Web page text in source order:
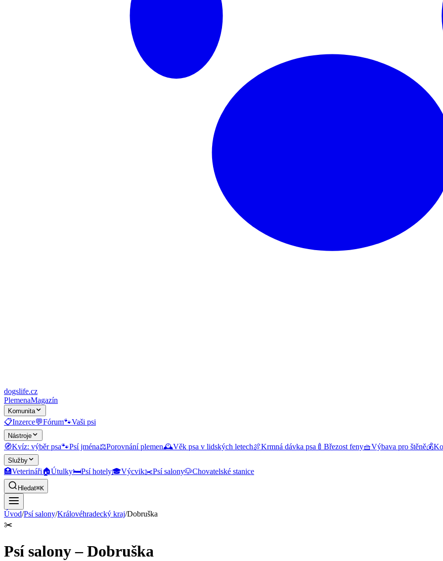
dogslife.cz
PlemenaMagazín
Komunita
📋Inzerce💬Fórum🐾Vaši psi
Nástroje
🧭Kvíz: výběr psa🐾Psí jména⚖️Porovnání plemen🕰️Věk psa v lidských letech🍖Krmná dávka psa 🍼 Březost feny🧺Výbava pro štěně💰
Služby
🏥Veterináři🏠Útulky🛏️Psí hotely🎓Výcvik✂️Psí salony🐶Chovatelské stanice
Hledat⌘K
Úvod/Psí salony/Královéhradecký kraj/Dobruška
✂️
Psí salony – Dobruška